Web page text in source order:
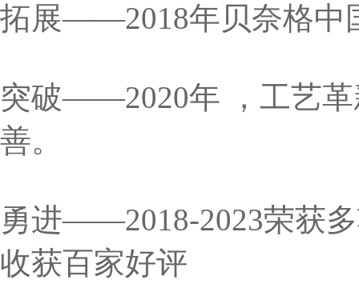
拓展——2018年贝奈格中
突破——2020年 ，工艺革
善。
勇进——2018-2023荣获
收获百家好评